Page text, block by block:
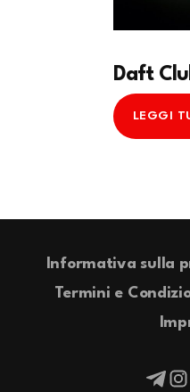
Daft
LEGGI
Informativa sulla
Termini e